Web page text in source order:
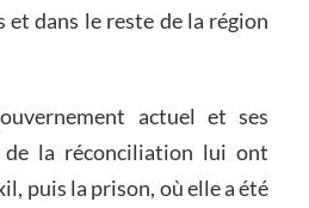
et dans le reste de la région
actuel et ses
la réconciliation lui ont
puis la prison, où elle a été